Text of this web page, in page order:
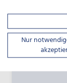
Wir sind
montags bis
Nur